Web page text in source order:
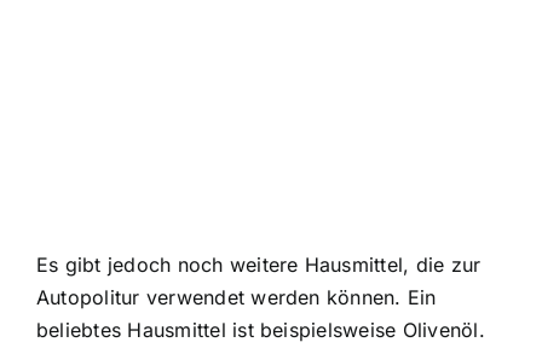
Es gibt jedoch noch weitere Hausmittel, die zur
Autopolitur verwendet werden können. Ein
beliebtes Hausmittel ist beispielsweise Olivenöl.